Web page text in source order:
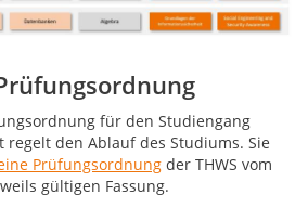
für den Studiengang
den Ablauf des Studiums. Sie
Prüfungsordnung der THWS vom
gültigen Fassung.